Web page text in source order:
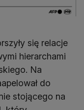
się relacje
hierarchami
Na
do
stojącego na